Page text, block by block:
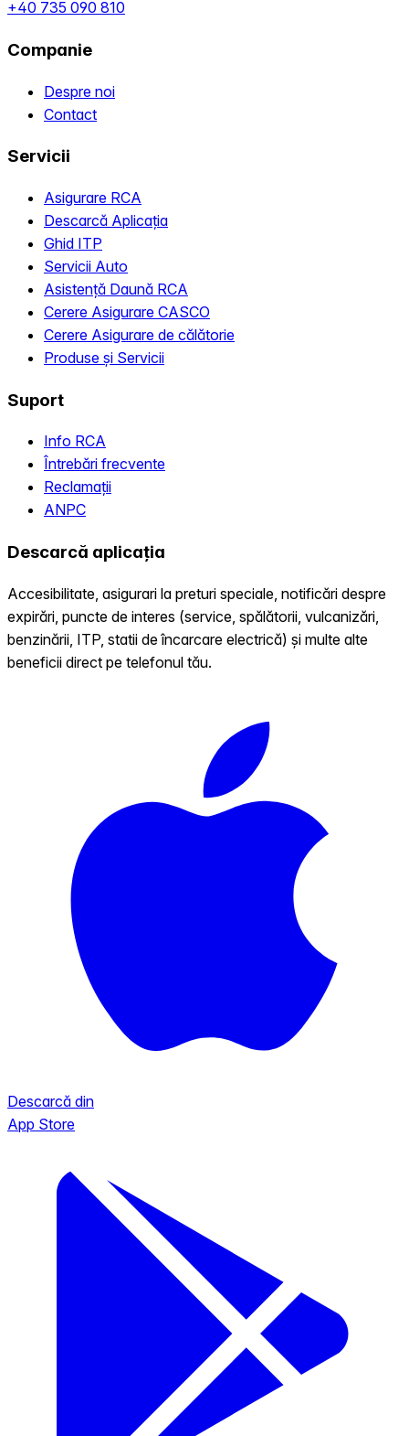
+40 735 090 810
Companie
Despre noi
Contact
Servicii
Asigurare RCA
Descarcă Aplicația
Ghid ITP
Servicii Auto
Asistență Daună RCA
Cerere Asigurare CASCO
Cerere Asigurare de călătorie
Produse și Servicii
Suport
Info RCA
Întrebări frecvente
Reclamații
ANPC
Descarcă aplicația
Accesibilitate, asigurari la preturi speciale, notificări despre
expirări, puncte de interes (service, spălătorii, vulcanizări,
benzinării, ITP, statii de încarcare electrică) și multe alte
beneficii direct pe telefonul tău.
Descarcă din
App Store